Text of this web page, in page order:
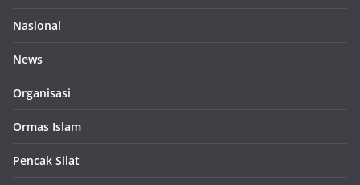
Nasional
News
Organisasi
Ormas Islam
Pencak Silat